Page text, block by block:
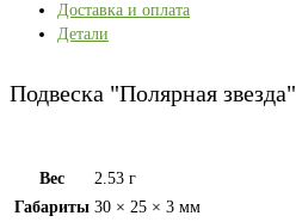
Доставка и оплата
Детали
Подвеска "Полярная звезда"
Вес
2.53 г
Габариты 30 × 25 × 3 мм